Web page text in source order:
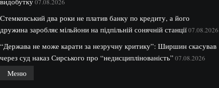
07.08.2026
Стемковський два роки не платив банку по кредиту, а його
дружина заробляє мільйони на підпільній сонячній станції07.08.2026
“Держава не може карати за незручну критику”: Ширшин скасував
через суд наказ Сирського про “недисциплінованість” 07.08.2026
Меню